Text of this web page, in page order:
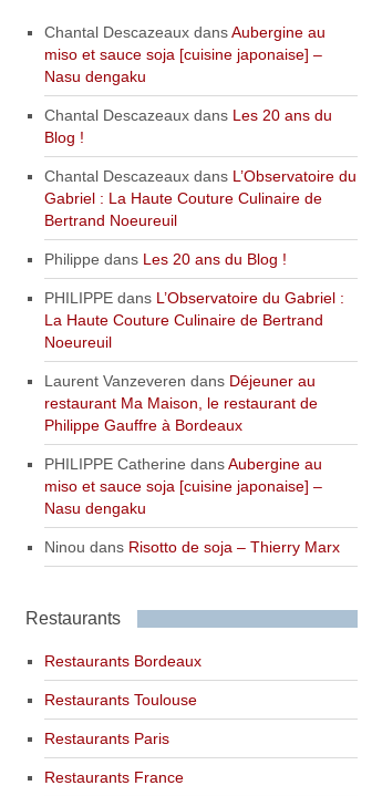
Chantal DescazeauxdansAubergine au
miso et sauce soja [cuisine japonaise] –
Nasu dengaku
Chantal Descazeauxdans Les 20 ans du
Blog !
Chantal Descazeauxdans L’Observatoire du
Gabriel : La Haute Couture Culinaire de
Bertrand Noeureuil
Philippe dans Les 20 ans du Blog !
PHILIPPEdans L’Observatoire du Gabriel :
La Haute Couture Culinaire de Bertrand
Noeureuil
Laurent Vanzeveren dans Déjeuner au
restaurant Ma Maison, le restaurant de
Philippe Gauffre à Bordeaux
PHILIPPE Catherine dansAubergine au
miso et sauce soja [cuisine japonaise] –
Nasu dengaku
Ninou dans Risotto de soja – Thierry Marx
Restaurants
Restaurants Bordeaux
Restaurants Toulouse
Restaurants Paris
Restaurants France